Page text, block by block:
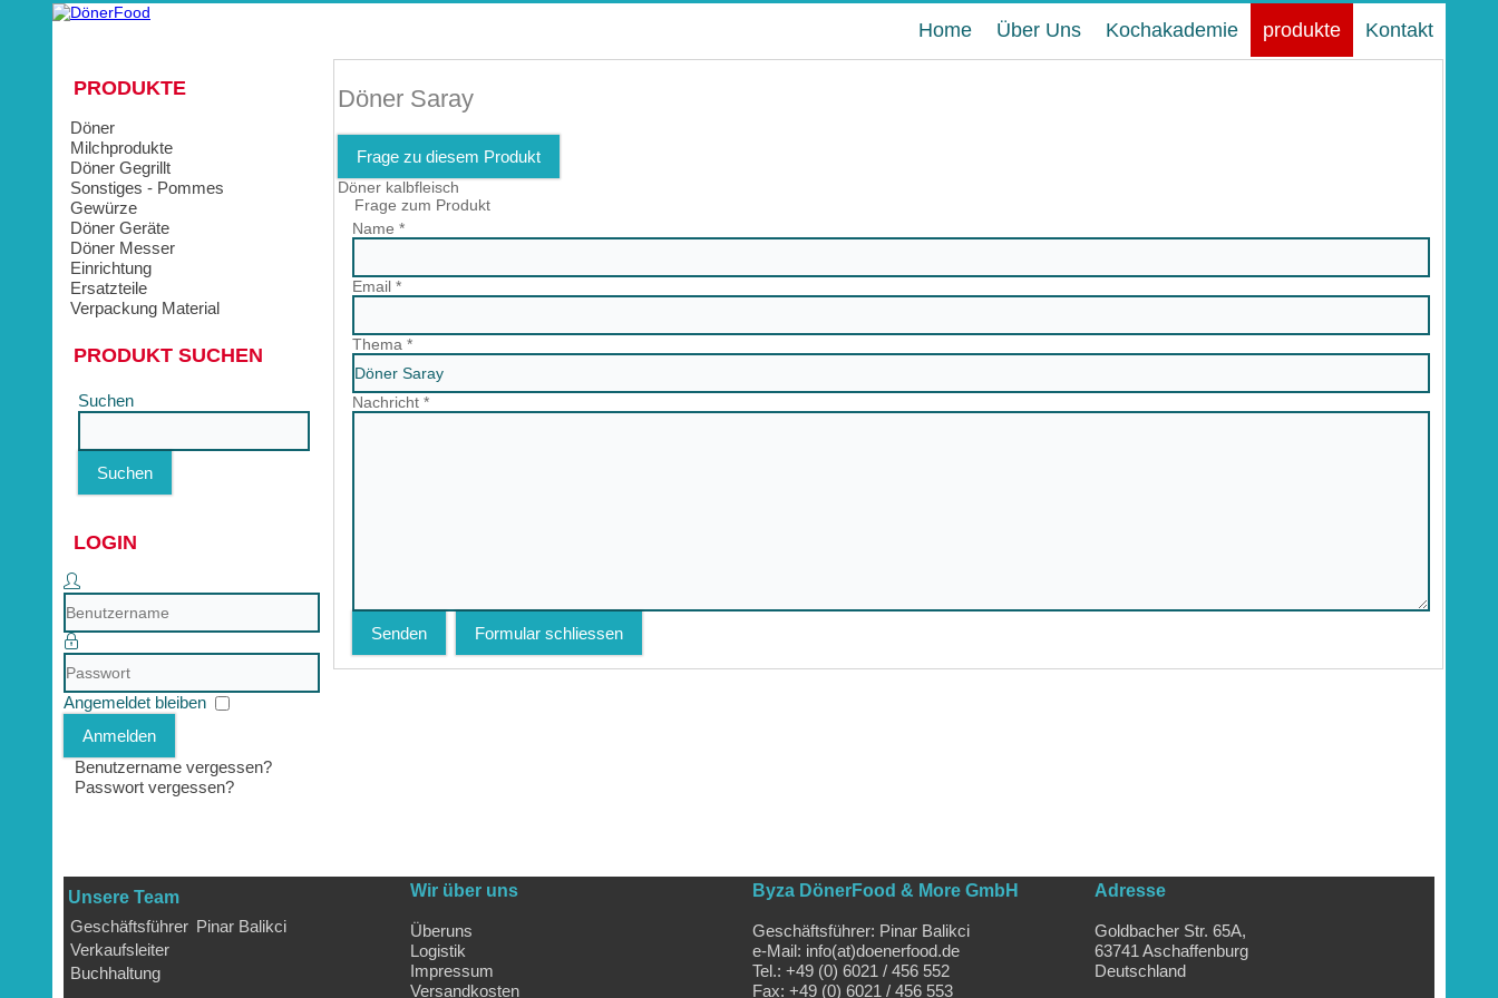
Home Über Uns Kochakademie produkte Kontakt
PRODUKTE
Döner
Milchprodukte
Döner Gegrillt
Sonstiges - Pommes
Gewürze
Döner Geräte
Döner Messer
Einrichtung
Ersatzteile
Verpackung Material
PRODUKT SUCHEN
Suchen
Suchen
LOGIN
Angemeldet bleiben
Anmelden
Benutzername vergessen?
Passwort vergessen?
Döner Saray
Frage zu diesem Produkt
Döner kalbfleisch
Frage zum Produkt
Name *
Email*
Thema *
Nachricht*
Senden Formular schliessen
Unsere Team
Geschäftsführer Pinar Balikci
Verkaufsleiter
Buchhaltung
Wir über uns
Überuns
Logistik
Impressum
Versandkosten
Byza DönerFood & More GmbH
Geschäftsführer: Pinar Balikci
e-Mail: info(at)doenerfood.de
Tel.: +49 (0) 6021 / 456 552
Fax: +49 (0) 6021 / 456 553
Adresse
Goldbacher Str. 65A,
63741 Aschaffenburg
Deutschland